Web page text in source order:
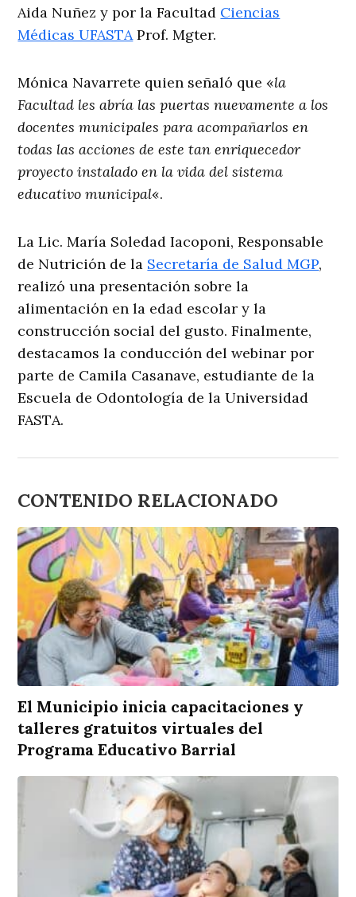
Aida Nuñez y por la Facultad Ciencias
Médicas UFASTAProf. Mgter.
Mónica Navarrete quien señaló que «la
Facultad les abría las puertas nuevamente a los
docentes municipales para acompañarlos en
todas las acciones de este tan enriquecedor
proyecto instalado en la vida del sistema
educativo municipal«.
La Lic. María Soledad Iacoponi, Responsable
de Nutrición de la Secretaría de Salud MGP,
realizó una presentación sobre la
alimentación en la edad escolar y la
construcción social del gusto. Finalmente,
destacamos la conducción del webinar por
parte de Camila Casanave, estudiante de la
Escuela de Odontología de la Universidad
FASTA.
CONTENIDO RELACIONADO
El Municipio inicia capacitaciones y
talleres gratuitos virtuales del
Programa Educativo Barrial